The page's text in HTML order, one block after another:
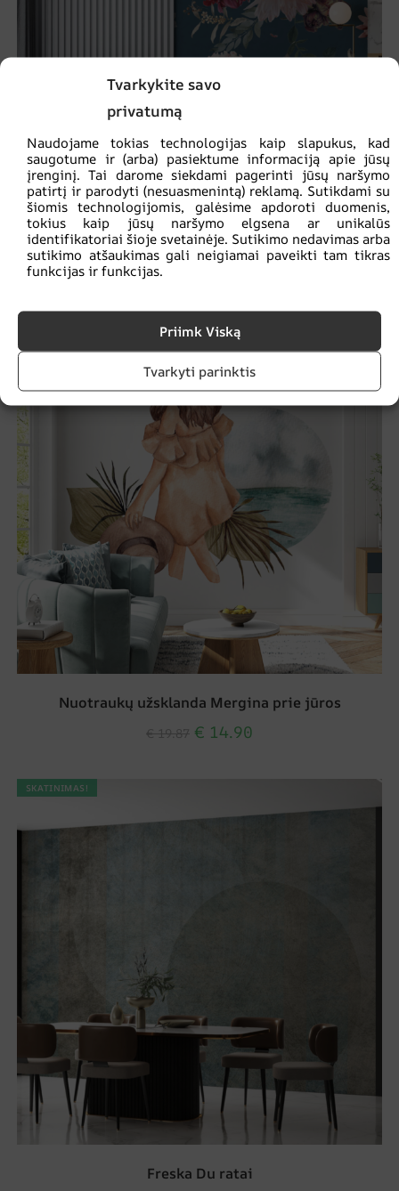
Tvarkykite savo
privatumą
Naudojame tokias technologijas kaip slapukus, kad
saugotume ir (arba) pasiektume informaciją apie jūsų
įrenginį. Tai darome siekdami pagerinti jūsų naršymo
patirtį ir parodyti (nesuasmenintą) reklamą. Sutikdami su
šiomis technologijomis, galėsime apdoroti duomenis,
tokius kaip jūsų naršymo elgsena ar unikalūs
identifikatoriai šioje svetainėje. Sutikimo nedavimas arba
sutikimo atšaukimas gali neigiamai paveikti tam tikras
funkcijas ir funkcijas.
Priimk Viską
Tvarkyti parinktis
Sienų tapyba Chrizantemos ir bijūnai
€19.87 €14.90
Nuotraukų užsklanda Mergina prie jūros
€ 14.90
SKATINIMAS!
Freska Du ratai